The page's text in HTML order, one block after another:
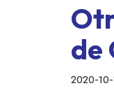
de
2020-10-